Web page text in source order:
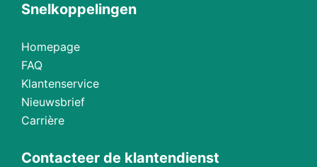
Snelkoppelingen
Homepage
FAQ
Klantenservice
Nieuwsbrief
Carrière
Contacteer de klantendienst